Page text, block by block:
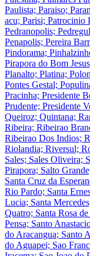
Paulista; Paraiso;
acu; Parisi; Patrocinio
Pedranopolis;
Penapolis; Pereira
Pindorama;
Pirapora do Bom
Planalto; Platina;
Pontes Gestal;
Pracinha; Presidente
Prudente; Presidente
Queiroz; Quintana;
Ribeira; Ribeirao
Ribeirao Dos Indios;
Riolandia; Riversul;
Sales; Sales Oliveira;
Pirapora; Salto
Santa Cruz da
Rio Pardo; Santa
Lucia; Santa
Quatro; Santa Rosa
Pensa; Santo
do Aracangua; Santo
do Aguapei; Sao